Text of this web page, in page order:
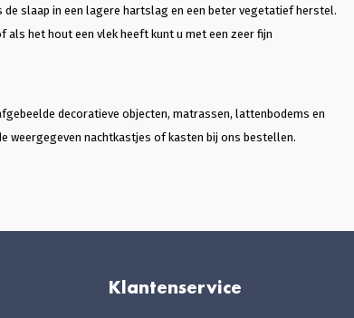
slaap in een lagere hartslag en een beter vegetatief herstel.
als het hout een vlek heeft kunt u met een zeer fijn
decoratieve objecten, matrassen, lattenbodems en
weergegeven nachtkastjes of kasten bij ons bestellen.
Klantenservice